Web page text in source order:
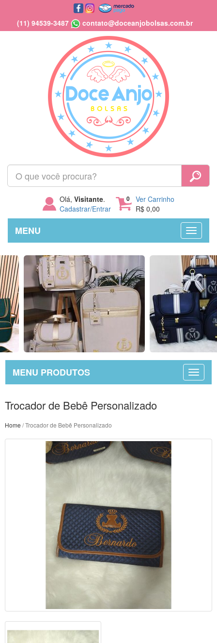
(11) 94539-3487 contato@doceanjobolsas.com.br
Olá, Visitante.
Cadastrar/Entrar
0
Ver Carrinho
R$ 0,00
MENU
MENU PRODUTOS
Trocador de Bebê Personalizado
Home / Trocador de Bebê Personalizado